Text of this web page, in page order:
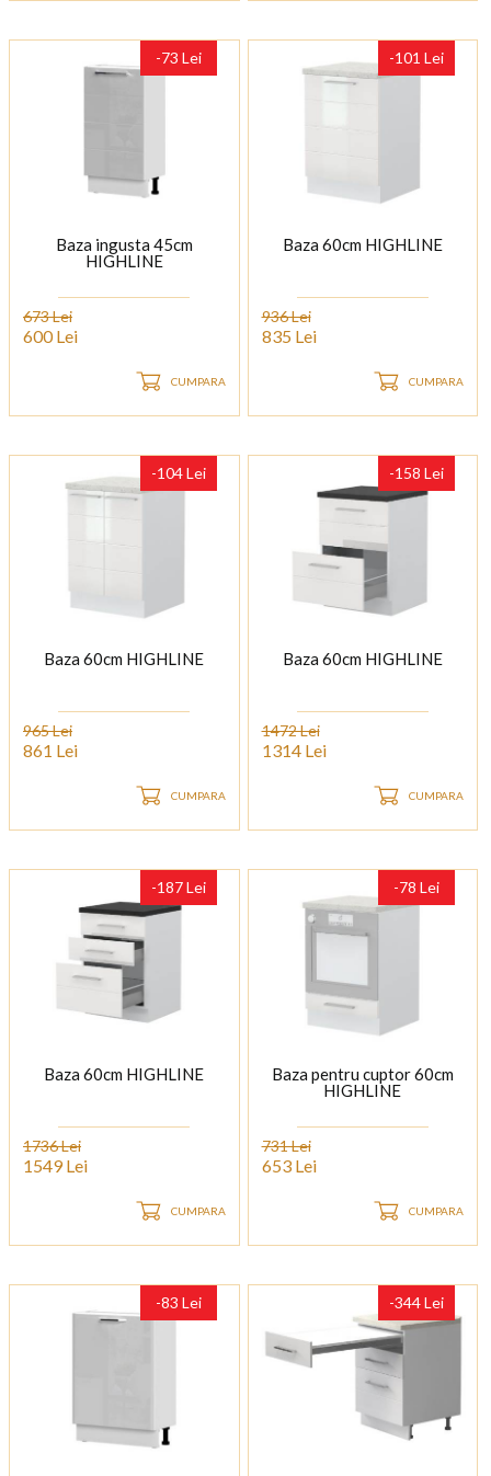
-73 Lei
Baza ingusta 45cm
HIGHLINE
673 Lei
600 Lei
CUMPARA
-101 Lei
Baza 60cm HIGHLINE
936 Lei
835 Lei
CUMPARA
-104 Lei
Baza 60cm HIGHLINE
965 Lei
861 Lei
CUMPARA
-158 Lei
Baza 60cm HIGHLINE
1472 Lei
1314 Lei
CUMPARA
-187 Lei
Baza 60cm HIGHLINE
1736 Lei
1549 Lei
CUMPARA
-78 Lei
Baza pentru cuptor 60cm
HIGHLINE
731 Lei
653 Lei
CUMPARA
-83 Lei -344 Lei